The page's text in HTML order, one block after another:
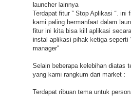
launcher lainnya
Terdapat fitur ” Stop Aplikasi “. ini
kami paling bermanfaat dalam
fitur ini kita bisa kill aplikasi
instal aplikasi pihak ketiga seperti
manager”
Selain beberapa kelebihan diatas
yang kami rangkum dari market :
Terdapat ribuan tema untuk